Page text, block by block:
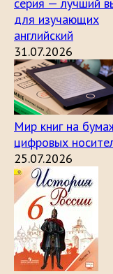
для изучающих
английский
31.07.2026
Мир книг на
цифровых
25.07.2026